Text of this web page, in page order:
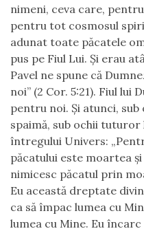
nimeni, ceva care,
pentru tot cosmosul
adunat toate păcatele
pus pe Fiul Lui. Și erau
Pavel ne spune că
noi” (2 Cor. 5:21). Fiul lui
pentru noi. Și atunci,
spaimă, sub ochii tuturor
întregului Univers:
păcatului este moartea
nimicesc păcatul prin
Eu această dreptate
ca să împac lumea cu
lumea cu Mine. Eu